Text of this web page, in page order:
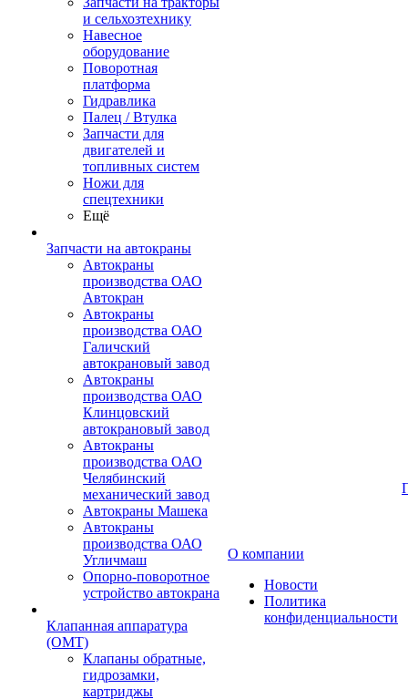
и сельхозтехнику
Навесное
оборудование
Поворотная
платформа
Гидравлика
Палец / Втулка
Запчасти для
двигателей и
топливных систем
Ножи для
спецтехники
Ещё
Запчасти на автокраны
Автокраны
производства ОАО
Автокран
Автокраны
производства ОАО
Галичский
автокрановый завод
Автокраны
производства ОАО
Клинцовский
автокрановый завод
Автокраны
производства ОАО
Челябинский
механический завод
Автокраны Машека
Автокраны
производства ОАО
Угличмаш
Опорно-поворотное
устройство автокрана
Клапанная аппаратура
(OMT)
Клапаны обратные,
гидрозамки,
картриджы
О компании
Новости
Политика
конфиденциальности